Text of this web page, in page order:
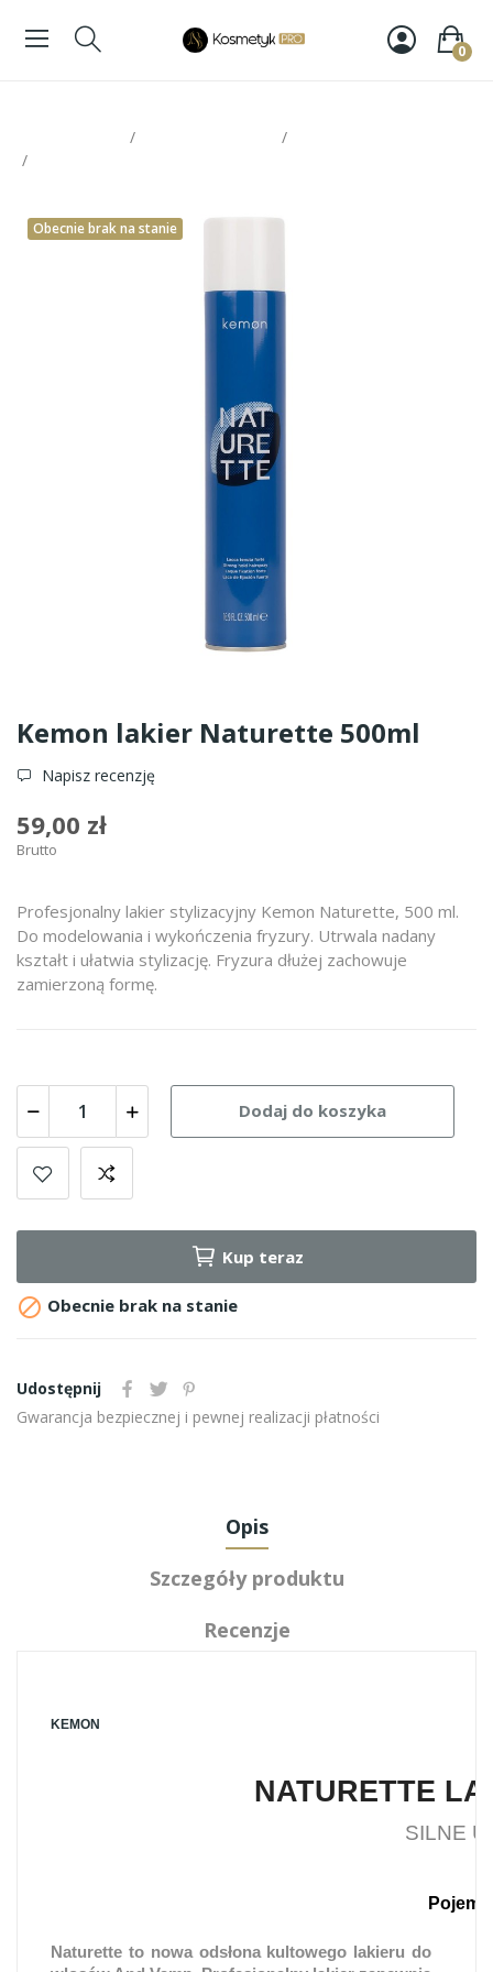
0
Obecnie brak na stanie
Kemon lakier Naturette 500ml
Napisz recenzję
59,00 zł
Brutto
Profesjonalny lakier stylizacyjny Kemon Naturette, 500 ml.
Do modelowania i wykończenia fryzury. Utrwala nadany
kształt i ułatwia stylizację. Fryzura dłużej zachowuje
zamierzoną formę.
Dodaj do koszyka
Kup teraz
 Obecnie brak na stanie
Udostępnij
Gwarancja bezpiecznej i pewnej realizacji płatności
Opis
Szczegóły produktu
Recenzje
KEMON
NATURETTE
SILNE
Naturette to nowa odsłona kultowego lakieru do